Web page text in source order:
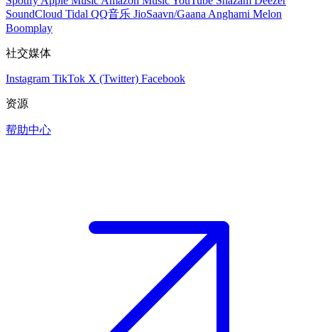
SoundCloud Tidal QQ音乐 JioSaavn/Gaana Anghami Melon
Boomplay
社交媒体
Instagram TikTok X (Twitter) Facebook
资源
帮助中心